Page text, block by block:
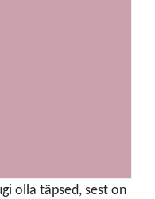
olla täpsed, sest on